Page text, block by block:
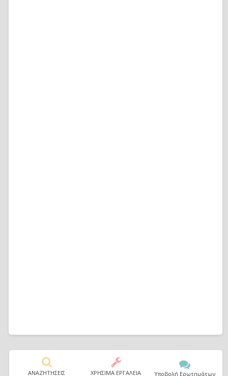
ΑΝΑΖΗΤΗΣΕΙΣ ΧΡΗΣΙΜΑ ΕΡΓΑΛΕΙΑ Υποβολή Ερωτημάτων